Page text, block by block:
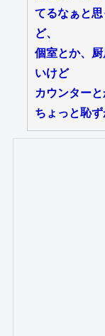
てるなぁと
ど、
個室とか、
いけど
カウンター
ちょっと恥ず